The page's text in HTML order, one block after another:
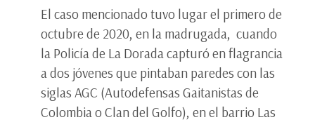
El caso mencionado tuvo lugar el primero de
octubre de 2020, en la madrugada, cuando
la Policía de La Dorada capturó en flagrancia
a dos jóvenes que pintaban paredes con las
siglas AGC (Autodefensas Gaitanistas de
Colombia o Clan del Golfo), en el barrio Las